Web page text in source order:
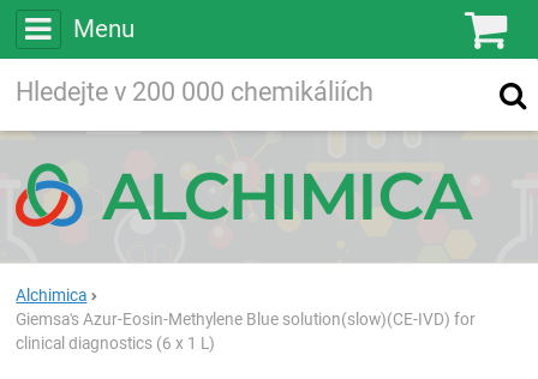
Menu
Vyhledávání
Alchimica
Giemsa's Azur-Eosin-Methylene Blue solution(slow)(CE-IVD) for
clinical diagnostics (6 x 1 L)